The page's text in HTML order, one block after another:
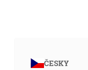
neprávosti a
skutkov. To
ČESKY